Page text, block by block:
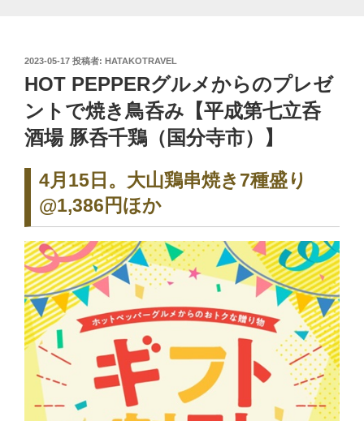
投
日:
2023-05-17 投稿者: HATAKOTRAVEL
HOT PEPPERグルメからのプレゼ
ントで焼き鳥呑み【平成第七立呑
酒場 豚呑千鶏（国分寺市）】
4月15日。大山鶏串焼き7種盛り
@1,386円ほか